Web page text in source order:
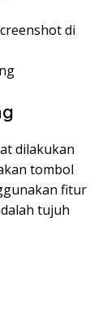
di
dilakukan
tombol
fitur
tujuh